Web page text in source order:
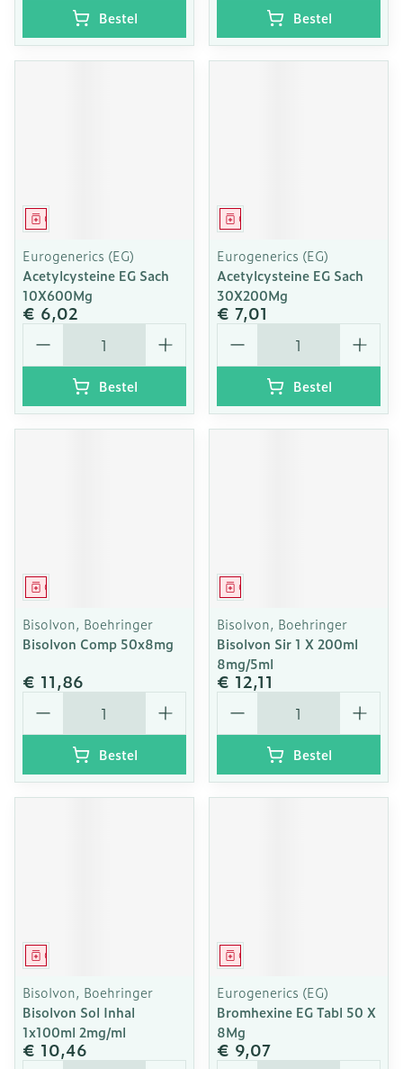
Bestel Bestel
Geneesmiddel
Eurogenerics (EG)
Acetylcysteine EG Sach
10X600Mg
€ 6,02
Aantal
Bestel
Geneesmiddel
Eurogenerics (EG)
Acetylcysteine EG Sach
30X200Mg
€ 7,01
Aantal
Bestel
Geneesmiddel
Bisolvon, Boehringer
Bisolvon Comp 50x8mg
€ 11,86
Aantal
Bestel
Geneesmiddel
Bisolvon, Boehringer
Bisolvon Sir 1 X 200ml
8mg/5ml
€ 12,11
Aantal
Bestel
Geneesmiddel
Bisolvon, Boehringer
Bisolvon Sol Inhal
1x100ml 2mg/ml
€ 10,46
Geneesmiddel
Eurogenerics (EG)
Bromhexine EG Tabl 50 X
8Mg
€ 9,07